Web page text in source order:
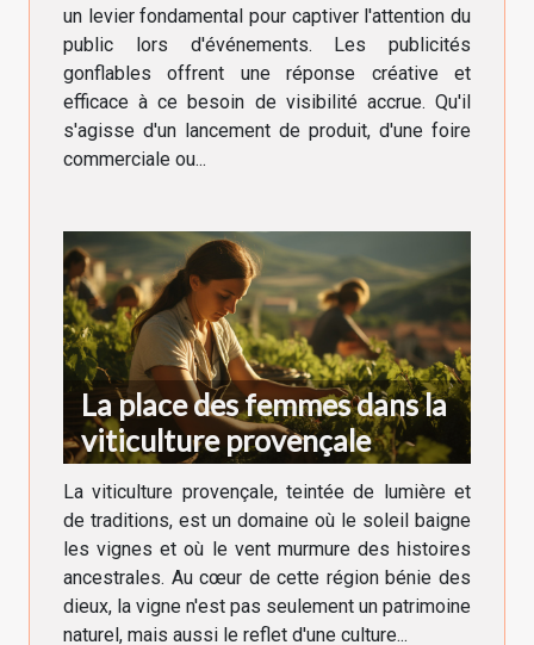
un levier fondamental pour captiver l'attention du
public lors d'événements. Les publicités
gonflables offrent une réponse créative et
efficace à ce besoin de visibilité accrue. Qu'il
s'agisse d'un lancement de produit, d'une foire
commerciale ou...
La place des femmes dans la
viticulture provençale
La viticulture provençale, teintée de lumière et
de traditions, est un domaine où le soleil baigne
les vignes et où le vent murmure des histoires
ancestrales. Au cœur de cette région bénie des
dieux, la vigne n'est pas seulement un patrimoine
naturel, mais aussi le reflet d'une culture...